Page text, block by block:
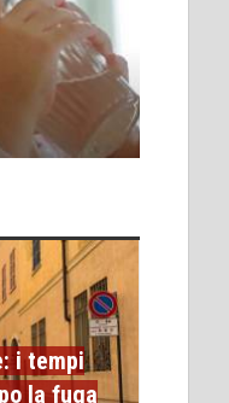
i tempi
la fuga